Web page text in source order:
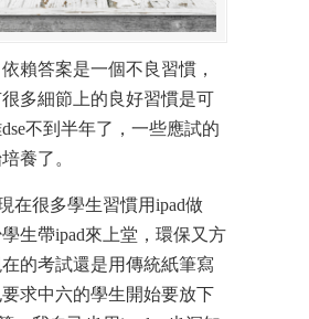
依賴答案是一個不良習慣，
多細節上的良好習慣是可
不到半年了，一些應試的
養了。
在很多學生習慣用ipad做
生帶ipad來上堂，環保又方
的考試還是用傳統紙筆寫
求中六的學生開始要放下